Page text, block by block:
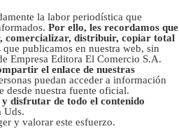
la labor periodística que
Por ello, les recordamos que
comercializar, distribuir, copiar total
que publicamos en nuestra web, sin
Empresa Editora El Comercio S.A.
el enlace de nuestras
puedan acceder a información
desde nuestra fuente oficial.
disfrutar de todo el contenido
Uds.
y valorar este esfuerzo.